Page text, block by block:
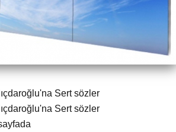
Sert sözler
Sert sözler